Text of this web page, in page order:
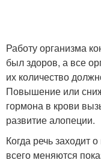
Работу организма
был здоров, а все
их количество
Повышение или
гормона в крови
развитие алопеции.
Когда речь заходит
всего меняются